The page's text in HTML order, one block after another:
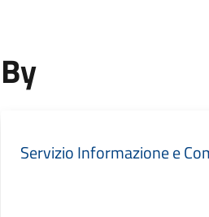
By
Servizio Informazione e